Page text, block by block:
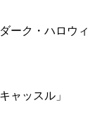
ーク・ハロウィ
ャッスル」